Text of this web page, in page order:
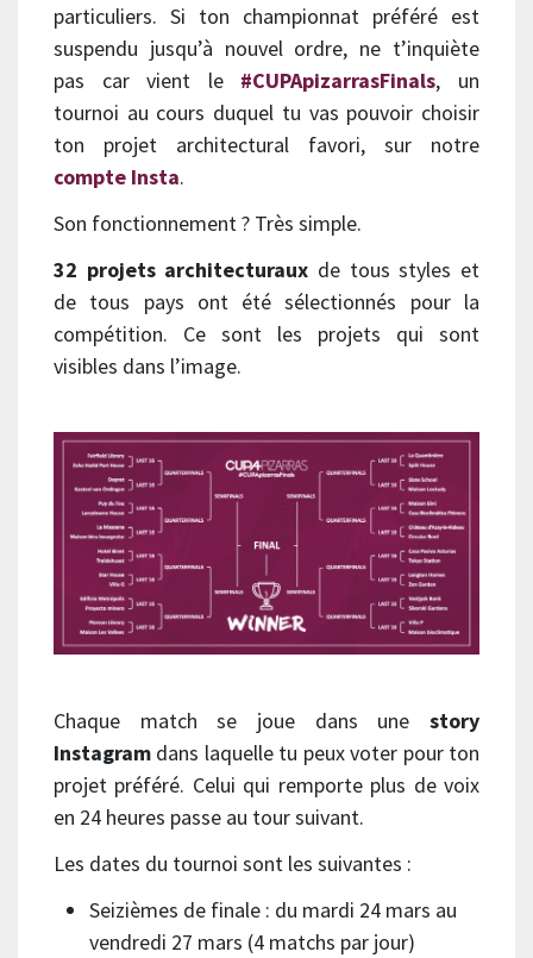
particuliers. Si ton championnat préféré est
suspendu jusqu’à nouvel ordre, ne t’inquiète
pas car vient le #CUPApizarrasFinals, un
tournoi au cours duquel tu vas pouvoir choisir
ton projet architectural favori, sur notre
compte Insta.
Son fonctionnement ? Très simple.
32 projets architecturaux de tous styles et
de tous pays ont été sélectionnés pour la
compétition. Ce sont les projets qui sont
visibles dans l’image.
Chaque match se joue dans une story
Instagram dans laquelle tu peux voter pour ton
projet préféré. Celui qui remporte plus de voix
en 24 heures passe au tour suivant.
Les dates du tournoi sont les suivantes :
Seizièmes de finale : du mardi 24 mars au
vendredi 27 mars (4 matchs par jour)